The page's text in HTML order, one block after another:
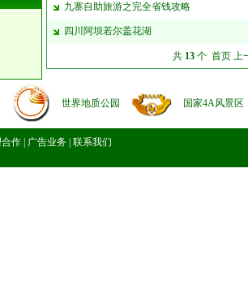
九寨自助旅游之完全省钱攻略
四川阿坝若尔盖花湖
共 13个 首页 上
世界地质公园 国家4A风景区
作 广告业务 联系我们